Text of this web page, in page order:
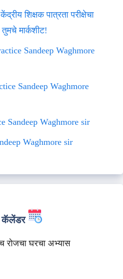
शिक्षक पात्रता परीक्षेचा
मार्कशीट!
Sandeep Waghmore
Sandeep Waghmore
Sandeep Waghmore sir
Waghmore sir
कॅलेंडर
रोजचा घरचा अभ्यास